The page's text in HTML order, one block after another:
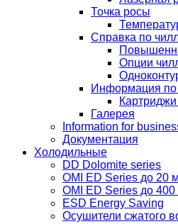
Точка росы
Справка по
Опции
Информация по
Галерея
Information for
Документация
Холодильные
DD Dolomite series
OMI ED Series до 20
OMI ED Series до
ESD Energy Saving
Осушители сжатого